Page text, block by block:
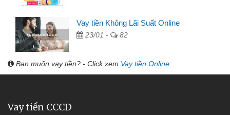
Vay tiền Không Lãi Suất Online
23/01 - 82
Bạn muốn vay tiền? - Click xem Vay tiền Online
Vay tiền CCCD